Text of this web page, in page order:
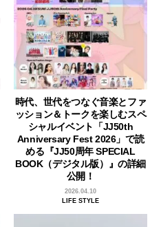
時代、世代をつなぐ音楽とファ
ッション＆トークを楽しむスペ
シャルイベント「JJ50th
Anniversary Fest 2026」で読
める『JJ50周年 SPECIAL
BOOK（デジタル版）』の詳細
公開！
2026.04.10
LIFE STYLE